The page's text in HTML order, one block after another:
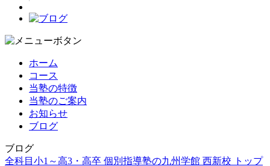
ホーム
コース
当塾の特徴
当塾のご案内
お知らせ
ブログ
ブログ
全科目小1～高3・高卒 個別指導塾の九州学館 西新校 トップ